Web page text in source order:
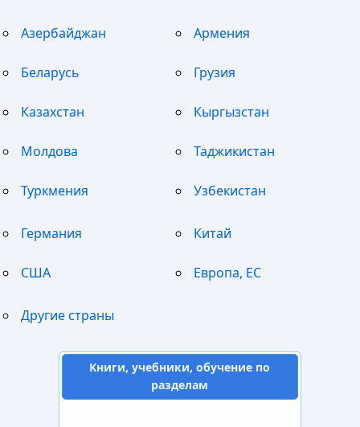
Азербайджан Армения
Беларусь Грузия
Казахстан Кыргызстан
Молдова Таджикистан
Туркмения Узбекистан
Германия Китай
США Европа, ЕС
Другие страны
Книги, учебники, обучение по
разделам